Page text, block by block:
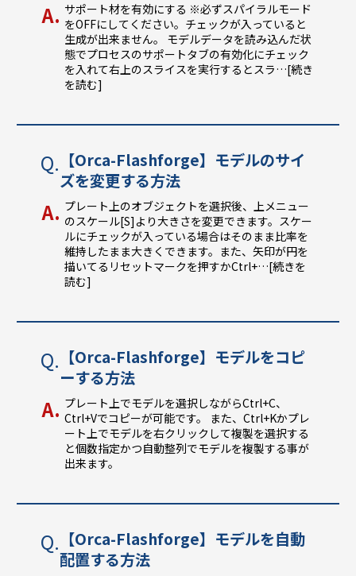
サポート材を有効にする ※必ずスパイラルモード
をOFFにしてください。チェックが入っていると
生成が出来ません。 モデルデータを読み込んだ状
態でプロセスのサポートタブの有効化にチェック
を入れて右上のスライスを実行するとスラ…[続き
を読む]
【Orca-Flashforge】モデルのサイ
ズを変更する方法
プレート上のオブジェクトを選択後、上メニュー
のスケール[S]より大きさを変更できます。スケー
ルにチェックが入っている場合はそのまま比率を
維持したまま大きくできます。また、矢印が円を
描いてるリセットマークを押すかCtrl+…[続きを
読む]
【Orca-Flashforge】モデルをコピ
ーする方法
プレート上でモデルを選択しながらCtrl+C、
Ctrl+Vでコピーが可能です。 また、Ctrl+Kかプレ
ート上でモデルを右クリックして複製を選択する
と個数指定かつ自動整列でモデルを複製する事が
出来ます。
【Orca-Flashforge】モデルを自動
配置する方法